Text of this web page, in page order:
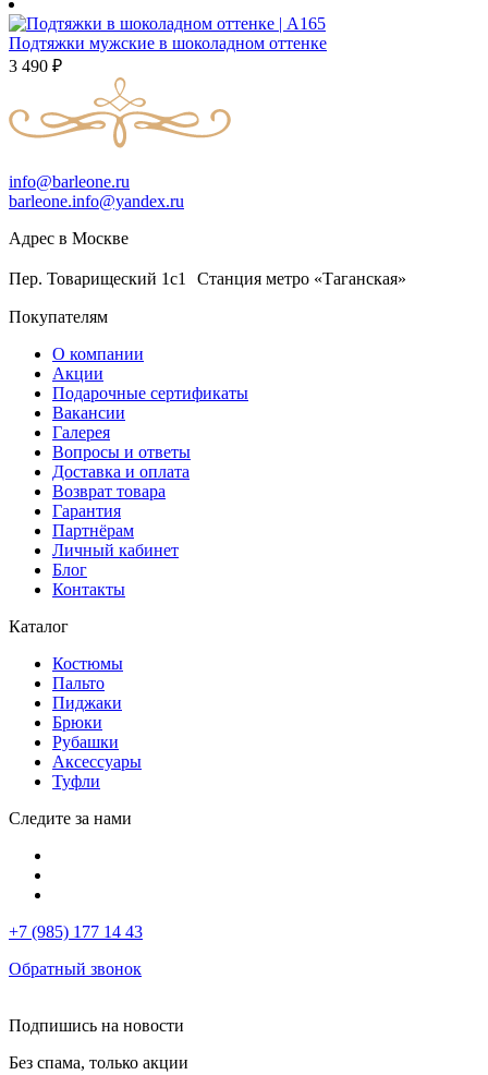
Подтяжки мужские в шоколадном оттенке
3 490 ₽
info@barleone.ru
barleone.info@yandex.ru
Адрес в Москве
Пер. Товарищеский 1с1 Станция метро «Таганская»
Покупателям
О компании
Акции
Подарочные сертификаты
Вакансии
Галерея
Вопросы и ответы
Доставка и оплата
Возврат товара
Гарантия
Партнёрам
Личный кабинет
Блог
Контакты
Каталог
Костюмы
Пальто
Пиджаки
Брюки
Рубашки
Аксессуары
Туфли
Следите за нами
+7 (985) 177 14 43
Обратный звонок
Подпишись на новости
Без спама, только акции